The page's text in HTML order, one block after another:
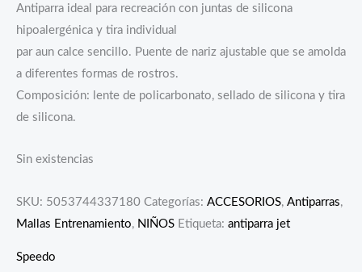
Antiparra ideal para recreación con juntas de silicona
hipoalergénica y tira individual
par aun calce sencillo. Puente de nariz ajustable que se amolda
a diferentes formas de rostros.
Composición: lente de policarbonato, sellado de silicona y tira
de silicona.
Sin existencias
SKU: 5053744337180 Categorías: ACCESORIOS, Antiparras,
Mallas Entrenamiento, NIÑOS Etiqueta: antiparra jet
Speedo